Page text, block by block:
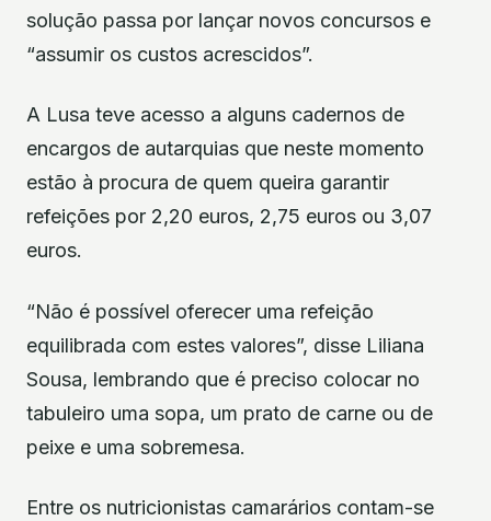
solução passa por lançar novos concursos e
“assumir os custos acrescidos”.
A Lusa teve acesso a alguns cadernos de
encargos de autarquias que neste momento
estão à procura de quem queira garantir
refeições por 2,20 euros, 2,75 euros ou 3,07
euros.
“Não é possível oferecer uma refeição
equilibrada com estes valores”, disse Liliana
Sousa, lembrando que é preciso colocar no
tabuleiro uma sopa, um prato de carne ou de
peixe e uma sobremesa.
Entre os nutricionistas camarários contam-se